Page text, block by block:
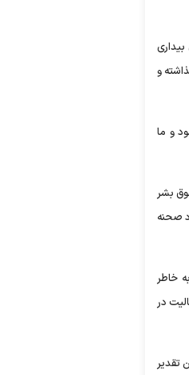
و
و ما
بشر
صحنه
خاطر
در
تقدیر